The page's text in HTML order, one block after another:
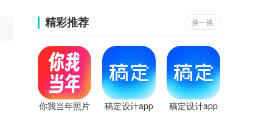
精彩推荐 换一换
你我当年照片
稿定设计app
稿定设计app